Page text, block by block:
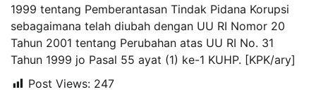
1999 tentang Pemberantasan Tindak Pidana Korupsi
sebagaimana telah diubah dengan UU RI Nomor 20
Tahun 2001 tentang Perubahan atas UU RI No. 31
Tahun 1999 jo Pasal 55 ayat (1) ke-1 KUHP. [KPK/ary]
Post Views: 247